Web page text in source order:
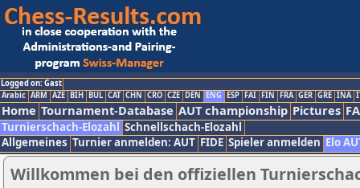
Logged on: Gast
Arabic ARM AZE BIH BUL CAT CHN CRO CZE DEN ENG ESP FAI FIN FRA GER GRE INA
Home Tournament-Database AUT championship Pictures
Turnierschach-Elozahl Schnellschach-Elozahl
Allgemeines Turnier anmelden: AUT FIDE Spieler anmelden Elo
Willkommen bei den offiziellen